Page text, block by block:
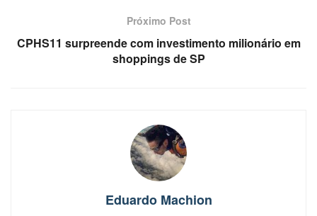
Próximo Post
CPHS11 surpreende com investimento milionário em
shoppings de SP
Eduardo Machion